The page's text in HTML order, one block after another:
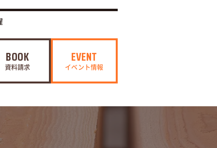
BOOK
資料請求
EVENT
イベント情報